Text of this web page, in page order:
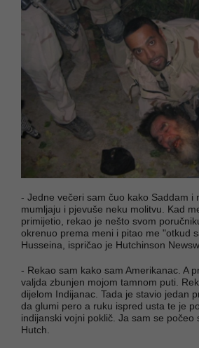
- Jedne večeri sam čuo kako Saddam i
mumljaju i pjevuše neku molitvu. Kad
primijetio, rekao je nešto svom
okrenuo prema meni i pitao me "otkud
Husseina, ispričao je Hutchinson
- Rekao sam kako sam Amerikanac. A
valjda zbunjen mojom tamnom puti.
dijelom Indijanac. Tada je stavio jedan
da glumi pero a ruku ispred usta te je
indijanski vojni poklič. Ja sam se počeo
Hutch.